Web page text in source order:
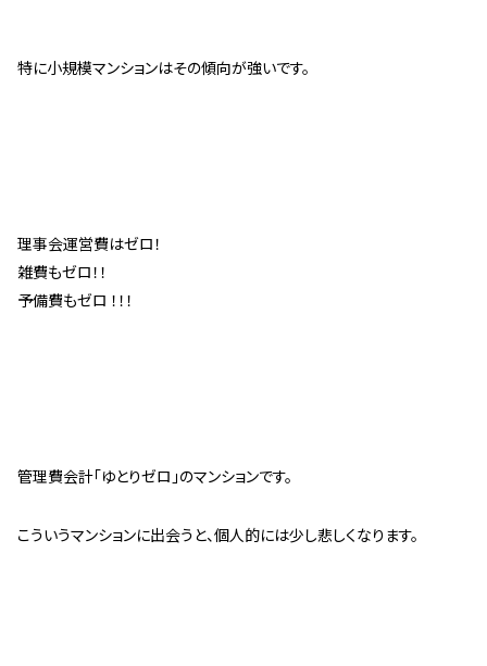
特に小規模マンションはその傾向が強いです。
理事会運営費はゼロ！
雑費もゼロ！！
予備費もゼロ ！！！
管理費会計「ゆとりゼロ」のマンションです。
こういうマンションに出会うと、個人的には少し悲しくなります。